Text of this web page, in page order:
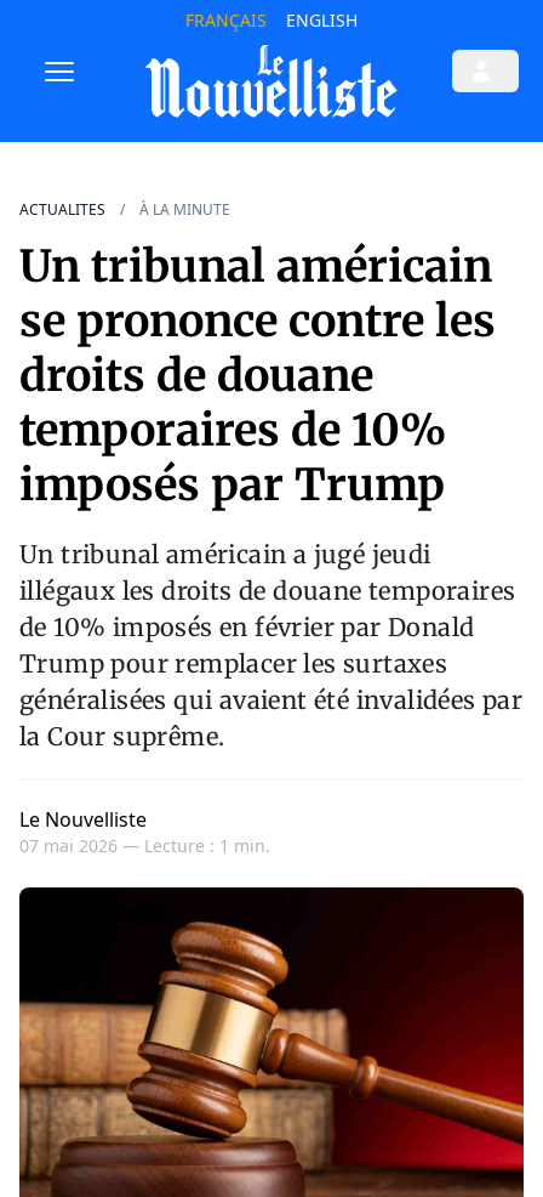
FRANÇAIS ENGLISH
ACTUALITES À LA MINUTE
Un tribunal américain
se prononce contre les
droits de douane
temporaires de 10%
imposés par Trump
Un tribunal américain a jugé jeudi
illégaux les droits de douane temporaires
de 10% imposés en février par Donald
Trump pour remplacer les surtaxes
généralisées qui avaient été invalidées par
la Cour suprême.
Le Nouvelliste
07 mai 2026 — Lecture : 1 min.